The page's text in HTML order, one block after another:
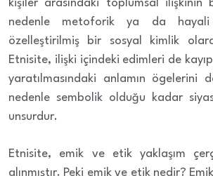
kişiler arasındaki toplumsal ilişkinin
nedenle metoforik ya da hayali
özelleştirilmiş bir sosyal kimlik
Etnisite, ilişki içindeki edimleri de
yaratılmasındaki anlamın ögelerini
nedenle sembolik olduğu kadar
unsurdur.
Etnisite, emik ve etik yaklaşım
alınmıştır. Peki emik ve etik nedir?